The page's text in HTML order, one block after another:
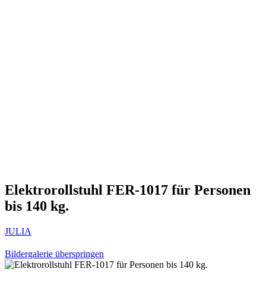
Elektrorollstuhl FER-1017 für Personen
bis 140 kg.
JULIA
Bildergalerie überspringen